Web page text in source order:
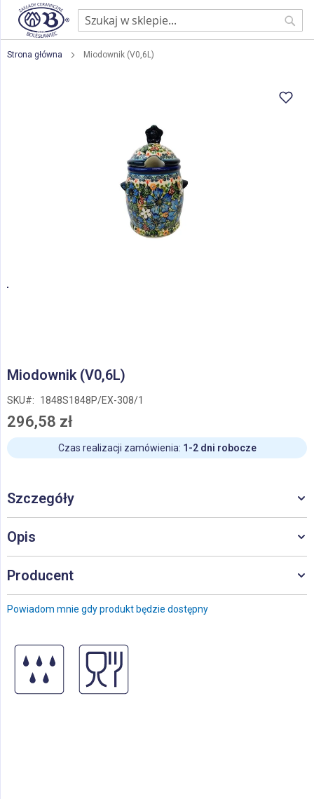
Strona główna Miodownik (V0,6L)
na
galerii
Miodownik (V0,6L)
SKU 1848S1848P/EX-308/1
296,58 zł
Powiadom mnie gdy produkt będzie dostępny
Czas realizacji zamówienia: 1-2 dni robocze
Szczegóły
Opis
Producent